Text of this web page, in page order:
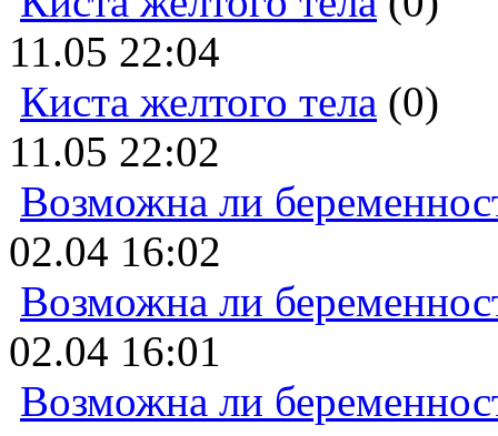
11.05 22:04
Киста желтого тела (0)
11.05 22:02
Возможна ли
02.04 16:02
Возможна ли
02.04 16:01
Возможна ли